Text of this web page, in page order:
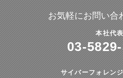
お気軽にお問い合
本社代
03-
サイバーフォレン